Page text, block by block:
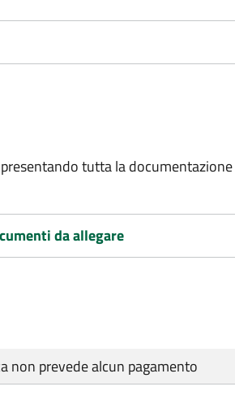
tutta la
da allegare
non prevede alcun pagamento